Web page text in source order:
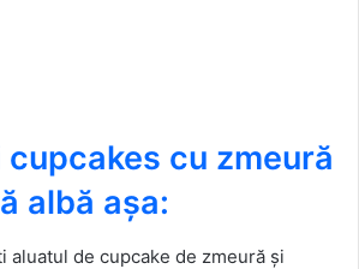
cu zmeură
albă așa:
aluatul de cupcake de zmeură și